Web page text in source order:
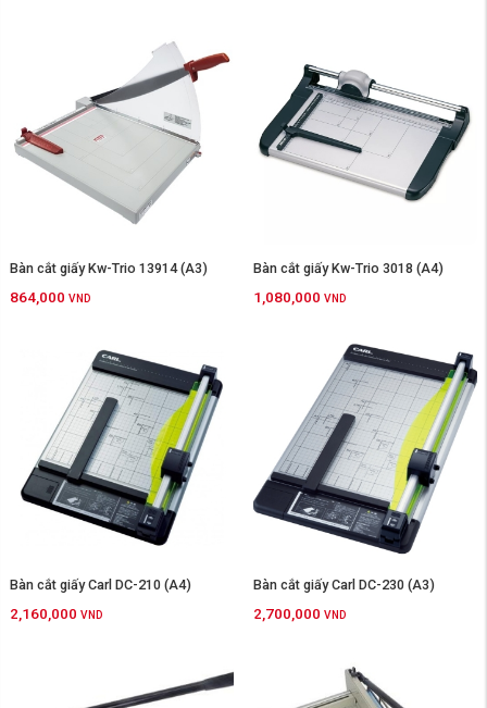
Bàn cắt giấy Kw-Trio 13914 (A3)
864,000 VND
Bàn cắt giấy Kw-Trio 3018 (A4)
1,080,000 VND
Bàn cắt giấy Carl DC-210 (A4)
2,160,000 VND
Bàn cắt giấy Carl DC-230 (A3)
2,700,000 VND